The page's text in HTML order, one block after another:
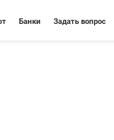
Банки Задать вопрос